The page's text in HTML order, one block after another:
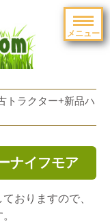
メニュー
トラクター+新品ハ
ナイフモア
おりますので、